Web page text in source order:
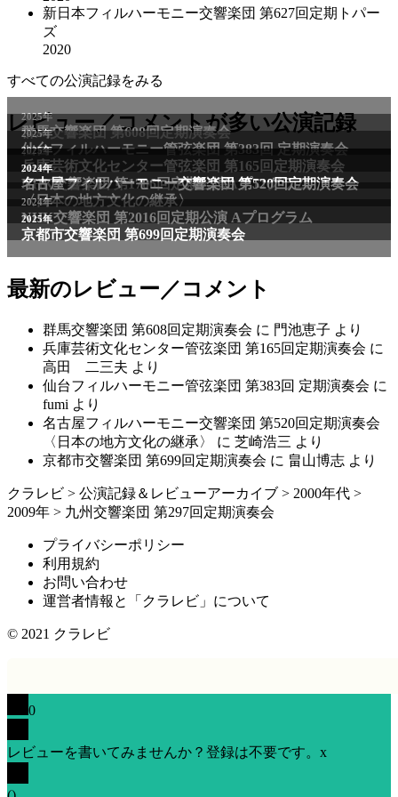
新日本フィルハーモニー交響楽団 第627回定期トパー
ズ
2020
すべての公演記録をみる
レビュー／コメントが多い公演記録
最新のレビュー／コメント
群馬交響楽団 第608回定期演奏会 に 門池恵子 より
兵庫芸術文化センター管弦楽団 第165回定期演奏会 に
高田 二三夫 より
仙台フィルハーモニー管弦楽団 第383回 定期演奏会 に
fumi より
名古屋フィルハーモニー交響楽団 第520回定期演奏会
〈日本の地方文化の継承〉
に 芝崎浩三 より
京都市交響楽団 第699回定期演奏会 に 畠山博志 より
クラレビ > 公演記録＆レビューアーカイブ > 2000年代 >
2009年 > 九州交響楽団 第297回定期演奏会
プライバシーポリシー
利用規約
お問い合わせ
運営者情報と「クラレビ」について
© 2021 クラレビ
0
レビューを書いてみませんか？登録は不要です。 x